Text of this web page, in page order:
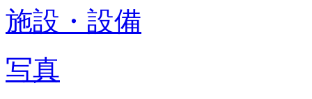
施設・設備
写真